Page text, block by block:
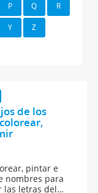
P Q R
Y Z
de los
pintar e
nombres para
las letras del